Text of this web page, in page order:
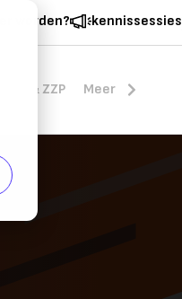
worden? kennissessies
& ZZP Meer